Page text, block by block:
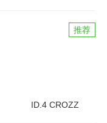
推荐
ID.4 CROZZ